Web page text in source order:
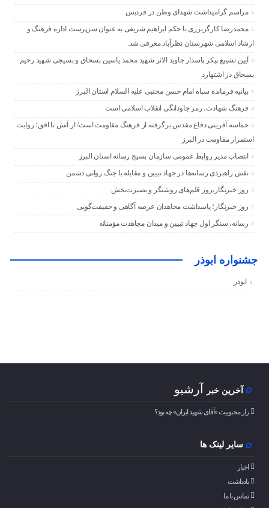
مراسم گرامیداشت شهدای وطن در فردیس
محمدرضا کارگربرزی با حکم ابراهیم شریفی به عنوان سرپرست اداره فرهنگ و
ارشاد اسلامی شهرستان نظرآباد معرفی شد.
آیین تشییع پیکر پاسدار جاوید الاثر شهید محمد یاسین بسحاق و بسیجی شهید رحیم
بسحاق در اشتهارد
بیانیه فرمانده سپاه امام حسن مجتبی علیه السلام استان البرز
فرهنگ شهادت، رمز جاودانگی انقلاب اسلامی است
حماسه آفرینی دفاع مقدس برگرفته از فرهنگ مقاومت است/ از آتش تا افق؛ روایت
استمرار مقاومت در البرز
انتصاب مدیر روابط عمومی سازمان بسیج رسانه استان البرز
نقش راهبردی رسانه‌ها در جهاد تبیین و مقابله با جنگ روانی دشمن
روز خبرنگار،روز قلم‌های روشنگر و بصیرت‌بخش
روز خبرنگار؛ پاسداشت مجاهدان عرصه آگاهی و حقیقت‌گویی
رسانه، سنگر اول جهاد تبیین و میدان مجاهدت مؤمنانه
جشنواره ابوذر
ابوذر
آخرین خبر آرشیو
راز محبوبیت «آقای شهید ایران» چه بود؟
سایر لینک ها
اخبار
یادداشت
تماس با ما